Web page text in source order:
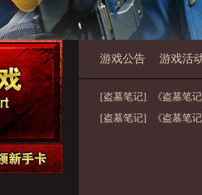
游戏公告 游戏活
[盗墓笔记] 《盗墓笔
[盗墓笔记] 《盗墓笔